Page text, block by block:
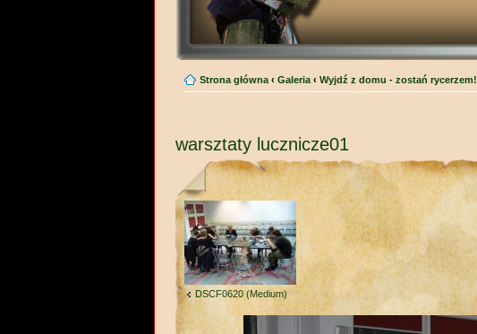
Strona główna ‹ Galeria ‹ Wyjdź z domu - zostań rycerzem!
warsztaty lucznicze01
DSCF0620 (Medium)